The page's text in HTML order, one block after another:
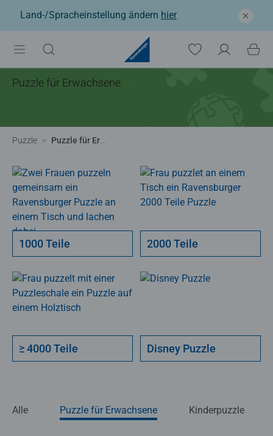
Land-/Spracheinstellung ändern hier
Puzzle für Erwachsene
Puzzle Puzzle für Erwachsene
1000 Teile 2000 Teile
≥ 4000 Teile Disney Puzzle
Alle Puzzle für Erwachsene Kinderpuzzle